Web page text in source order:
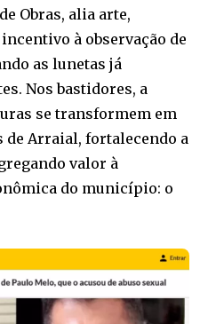
Obras, alia arte,
à observação de
as lunetas já
Nos bastidores, a
se transformem em
de Arraial, fortalecendo a
valor à
do município: o